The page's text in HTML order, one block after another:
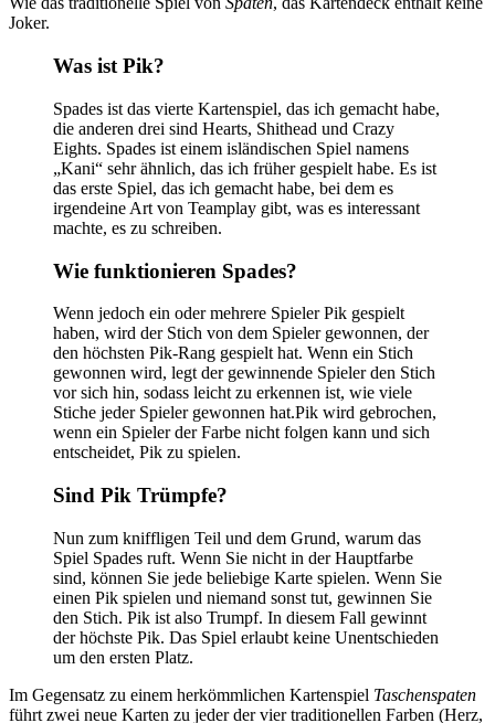
Joker.
Was ist Pik?
Spades ist das vierte Kartenspiel, das ich gemacht habe,
die anderen drei sind Hearts, Shithead und Crazy
Eights. Spades ist einem isländischen Spiel namens
„Kani“ sehr ähnlich, das ich früher gespielt habe. Es ist
das erste Spiel, das ich gemacht habe, bei dem es
irgendeine Art von Teamplay gibt, was es interessant
machte, es zu schreiben.
Wie funktionieren Spades?
Wenn jedoch ein oder mehrere Spieler Pik gespielt
haben, wird der Stich von dem Spieler gewonnen, der
den höchsten Pik-Rang gespielt hat. Wenn ein Stich
gewonnen wird, legt der gewinnende Spieler den Stich
vor sich hin, sodass leicht zu erkennen ist, wie viele
Stiche jeder Spieler gewonnen hat.Pik wird gebrochen,
wenn ein Spieler der Farbe nicht folgen kann und sich
entscheidet, Pik zu spielen.
Sind Pik Trümpfe?
Nun zum kniffligen Teil und dem Grund, warum das
Spiel Spades ruft. Wenn Sie nicht in der Hauptfarbe
sind, können Sie jede beliebige Karte spielen. Wenn Sie
einen Pik spielen und niemand sonst tut, gewinnen Sie
den Stich. Pik ist also Trumpf. In diesem Fall gewinnt
der höchste Pik. Das Spiel erlaubt keine Unentschieden
um den ersten Platz.
Im Gegensatz zu einem herkömmlichen Kartenspiel Taschenspaten
führt zwei neue Karten zu jeder der vier traditionellen Farben (Herz,